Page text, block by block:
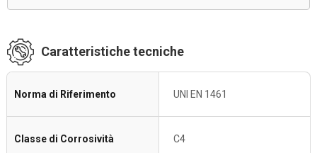
Caratteristiche tecniche
Norma di Riferimento UNI EN 1461
Classe di Corrosività C4